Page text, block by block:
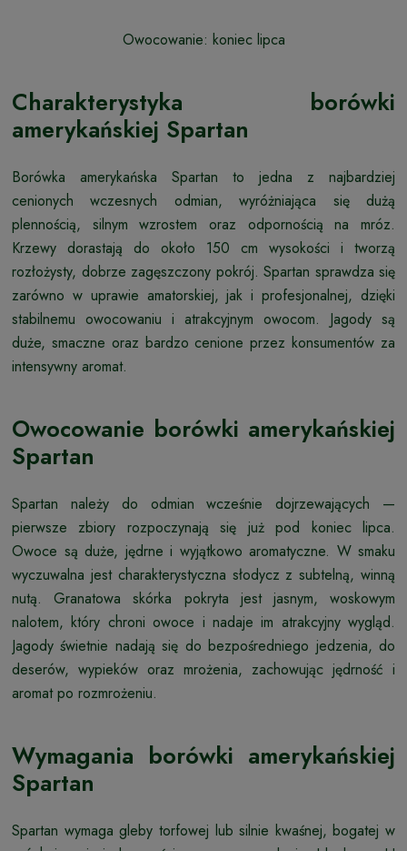
Owocowanie: koniec lipca
Charakterystyka borówki
amerykańskiej Spartan
Borówka amerykańska Spartan to jedna z najbardziej
cenionych wczesnych odmian, wyróżniająca się dużą
plennością, silnym wzrostem oraz odpornością na mróz.
Krzewy dorastają do około 150 cm wysokości i tworzą
rozłożysty, dobrze zagęszczony pokrój. Spartan sprawdza się
zarówno w uprawie amatorskiej, jak i profesjonalnej, dzięki
stabilnemu owocowaniu i atrakcyjnym owocom. Jagody są
duże, smaczne oraz bardzo cenione przez konsumentów za
intensywny aromat.
Owocowanie borówki amerykańskiej
Spartan
Spartan należy do odmian wcześnie dojrzewających —
pierwsze zbiory rozpoczynają się już pod koniec lipca.
Owoce są duże, jędrne i wyjątkowo aromatyczne. W smaku
wyczuwalna jest charakterystyczna słodycz z subtelną, winną
nutą. Granatowa skórka pokryta jest jasnym, woskowym
nalotem, który chroni owoce i nadaje im atrakcyjny wygląd.
Jagody świetnie nadają się do bezpośredniego jedzenia, do
deserów, wypieków oraz mrożenia, zachowując jędrność i
aromat po rozmrożeniu.
Wymagania borówki amerykańskiej
Spartan
Spartan wymaga gleby torfowej lub silnie kwaśnej, bogatej w